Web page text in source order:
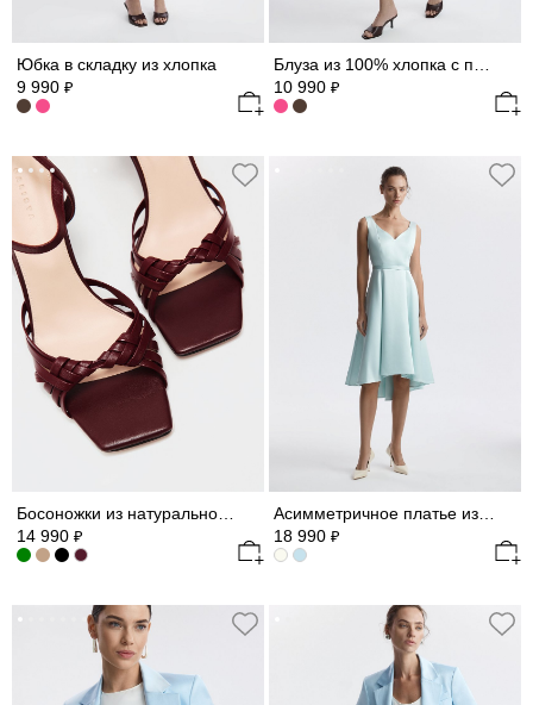
Юбка в складку из хлопка
9 990 ₽
10 990 ₽
Босоножки из натуральной кожи
14 990 ₽
Асимметричное платье из сатина
18 990 ₽